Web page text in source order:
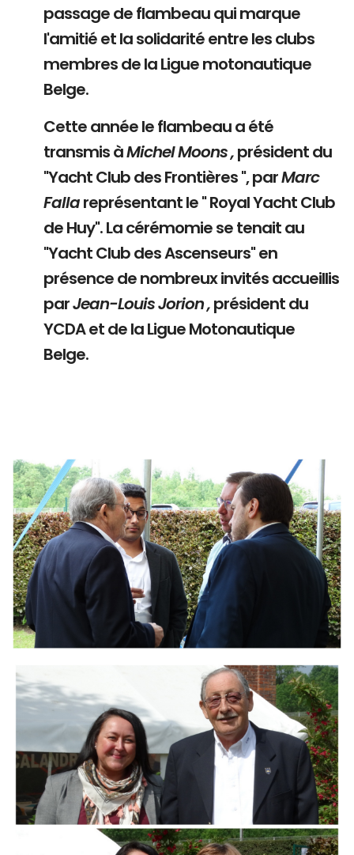
passage de flambeau qui marque
l'amitié et la solidarité entre les clubs
membres de la Ligue motonautique
Belge.
Cette année le flambeau a été
transmis àMichel Moons ,président du
"Yacht Club des Frontières ", parMarc
Fallareprésentant le " Royal Yacht Club
de Huy". La cérémomie se tenait au
"Yacht Club des Ascenseurs" en
présence de nombreux invités accueillis
parJean-Louis Jorion ,président du
YCDA et de la Ligue Motonautique
Belge.
Branding
ARMCHAIR
ARMCHAIR